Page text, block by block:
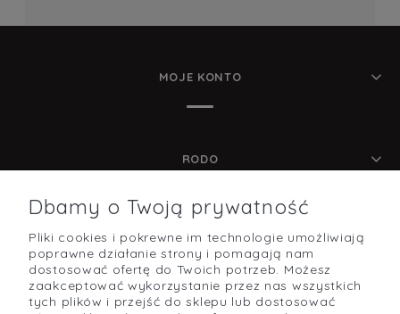
MOJE KONTO
RODO
POMOC
Dbamy o Twoją prywatność
Pliki cookies i pokrewne im technologie umożliwiają
poprawne działanie strony i pomagają nam
dostosować ofertę do Twoich potrzeb. Możesz
zaakceptować wykorzystanie przez nas wszystkich
tych plików i przejść do sklepu lub dostosować